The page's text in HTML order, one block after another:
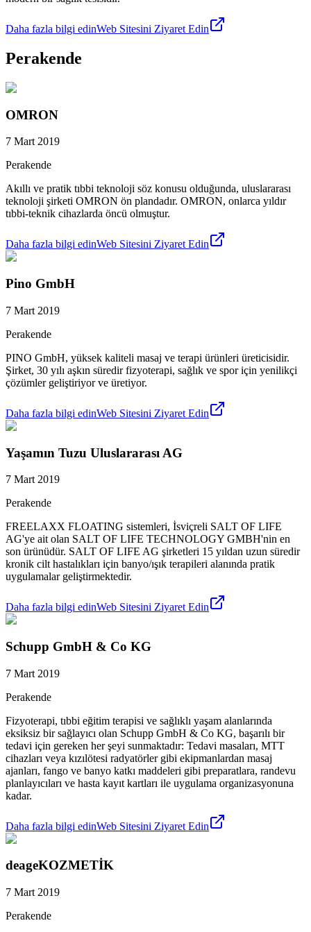
Daha fazla bilgi edinWeb Sitesini Ziyaret Edin
Perakende
OMRON
7 Mart 2019
Perakende
Akıllı ve pratik tıbbi teknoloji söz konusu olduğunda, uluslararası
teknoloji şirketi OMRON ön plandadır. OMRON, onlarca yıldır
tıbbi-teknik cihazlarda öncü olmuştur.
Daha fazla bilgi edinWeb Sitesini Ziyaret Edin
Pino GmbH
7 Mart 2019
Perakende
PINO GmbH, yüksek kaliteli masaj ve terapi ürünleri üreticisidir.
Şirket, 30 yılı aşkın süredir fizyoterapi, sağlık ve spor için yenilikçi
çözümler geliştiriyor ve üretiyor.
Daha fazla bilgi edinWeb Sitesini Ziyaret Edin
Yaşamın Tuzu Uluslararası AG
7 Mart 2019
Perakende
FREELAXX FLOATING sistemleri, İsviçreli SALT OF LIFE
AG'ye ait olan SALT OF LIFE TECHNOLOGY GMBH'nin en
son ürünüdür. SALT OF LIFE AG şirketleri 15 yıldan uzun süredir
kronik cilt hastalıkları için banyo/ışık terapileri alanında pratik
uygulamalar geliştirmektedir.
Daha fazla bilgi edinWeb Sitesini Ziyaret Edin
Schupp GmbH & Co KG
7 Mart 2019
Perakende
Fizyoterapi, tıbbi eğitim terapisi ve sağlıklı yaşam alanlarında
eksiksiz bir sağlayıcı olan Schupp GmbH & Co KG, başarılı bir
tedavi için gereken her şeyi sunmaktadır: Tedavi masaları, MTT
cihazları veya kızılötesi radyatörler gibi ekipmanlardan masaj
ajanları, fango ve banyo katkı maddeleri gibi preparatlara, randevu
planlayıcıları ve hasta kayıt kartları ile uygulama organizasyonuna
kadar.
Daha fazla bilgi edinWeb Sitesini Ziyaret Edin
deageKOZMETİK
7 Mart 2019
Perakende